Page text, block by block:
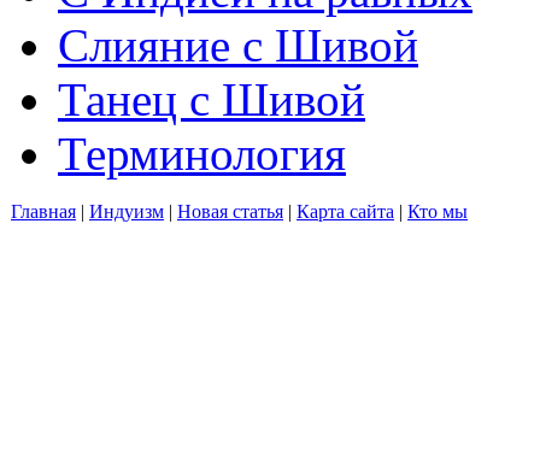
Слияние с Шивой
Танец с Шивой
Терминология
Главная | Индуизм | Новая статья | Карта сайта | Кто мы